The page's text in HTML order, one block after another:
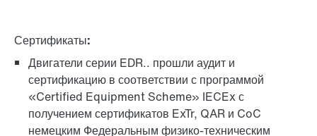
Сертификаты:
Двигатели серии EDR.. прошли аудит и
сертификацию в соответствии с программой
«Certified Equipment Scheme» IECEx с
получением сертификатов ExTr, QAR и CoC
немецким Федеральным физико-техническим